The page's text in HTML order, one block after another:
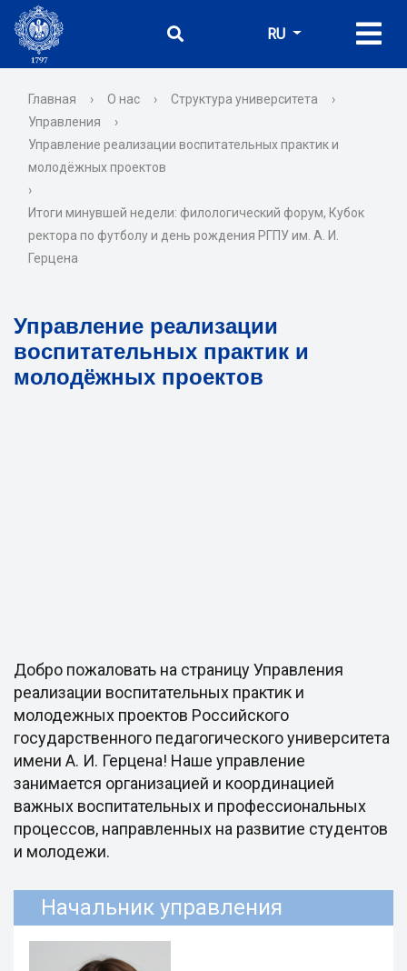
RU
Главная › О нас › Структура университета
›
Управления
›
Управление реализации воспитательных практик и
молодёжных проектов
›
Итоги минувшей недели: филологический форум, Кубок
ректора по футболу и день рождения РГПУ им. А. И.
Герцена
Управление реализации
воспитательных практик и
молодёжных проектов
Добро пожаловать на страницу Управления
реализации воспитательных практик и
молодежных проектов Российского
государственного педагогического университета
имени А. И. Герцена! Наше управление
занимается организацией и координацией
важных воспитательных и профессиональных
процессов, направленных на развитие студентов
и молодежи.
Начальник управления